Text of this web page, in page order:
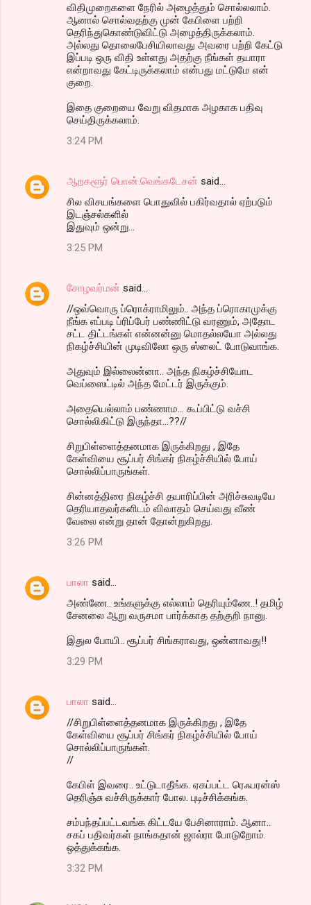
விதிமுறைகளை நேரில் அழைத்தும் சொல்லலாம்.
ஆனால் சொல்வதற்கு முன் கேபிளை பற்றி
தெரிந்துகொண்டுவிட்டு அழைத்திருக்கலாம்.
அல்லது தொலைபேசியிலாவது அவரை பற்றி கேட்டு
இப்படி ஒரு விதி உள்ளது அதற்கு நீங்கள் தயாரா
என்றாவது கேட்டிருக்கலாம் என்பது மட்டுமே என்
குறை.
இதை குறையை வேறு விதமாக அழகாக பதிவு
செய்திருக்கலாம்.
3:24 PM
ஆறகளூர் பொன்.வெங்கடேசன் said…
சில விசயங்களை பொதுவில் பகிர்வதால் ஏற்படும்
இடஞ்சல்களில்
இதுவும் ஒன்று...
3:25 PM
சோழவர்மன் said…
//ஒவ்வொரு ப்ரொக்ராமிலும்.. அந்த ப்ரொகாமுக்கு
நீங்க எப்படி ப்ரிப்பேர் பண்ணிட்டு வரணும், அதோட
சட்ட திட்டங்கள் என்னன்னு மொதல்லயோ அல்லது
நிகழ்ச்சியின் முடிவிலோ ஒரு ஸ்லைட் போடுவாங்க.
அதுவும் இல்லைன்னா.. அந்த நிகழ்ச்சியோட
வெப்ஸைட்டில் அந்த மேட்டர் இருக்கும்.
அதையெல்லாம் பண்ணாம... கூப்பிட்டு வச்சி
சொல்லிகிட்டு இருந்தா...??//
சிறுபிள்ளைத்தனமாக இருக்கிறது , இதே
கேள்வியை சூப்பர் சிங்கர் நிகழ்ச்சியில் போய்
சொல்லிப்பாருங்கள்.
சின்னத்திரை நிகழ்ச்சி தயாரிப்பின் அரிச்சுவடியே
தெரியாதவர்களிடம் விவாதம் செய்வது வீண்
வேலை என்று தான் தோன்றுகிறது.
3:26 PM
பாலா said…
அண்ணே.. உங்களுக்கு எல்லாம் தெரியும்ணே..! தமிழ்
சேனலை ஆறு வருசமா பார்க்காத தற்குறி நானு.
இதுல போயி.. சூப்பர் சிங்கராவது, ஒன்னாவது!!
3:29 PM
பாலா said…
//சிறுபிள்ளைத்தனமாக இருக்கிறது , இதே
கேள்வியை சூப்பர் சிங்கர் நிகழ்ச்சியில் போய்
சொல்லிப்பாருங்கள்.
//
கேபிள் இவரை.. உட்டுடாதீங்க. ஏகப்பட்ட ரெஃபரன்ஸ்
தெரிஞ்சு வச்சிருக்கார் போல. புடிச்சிக்கங்க.
சம்பந்தப்பட்டவங்க கிட்டயே பேசினாராம். ஆனா..
சகப் பதிவர்கள் நாங்கதான் ஜால்ரா போடுறோம்.
ஒத்துக்கங்க.
3:32 PM